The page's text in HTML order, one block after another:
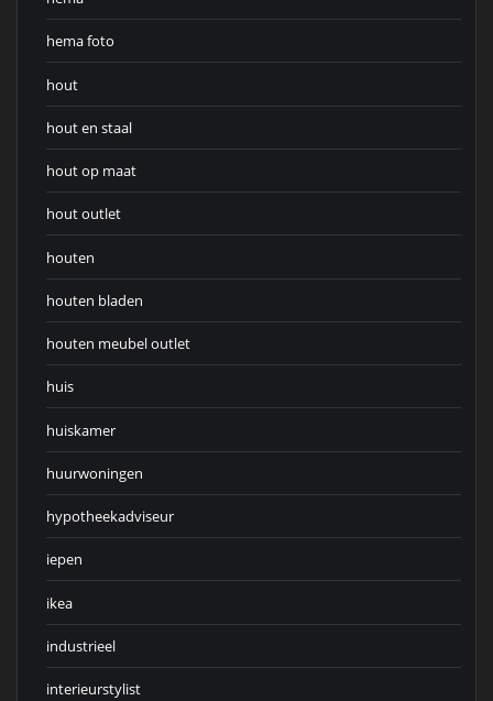
hema foto
hout
hout en staal
hout op maat
hout outlet
houten
houten bladen
houten meubel outlet
huis
huiskamer
huurwoningen
hypotheekadviseur
iepen
ikea
industrieel
interieurstylist